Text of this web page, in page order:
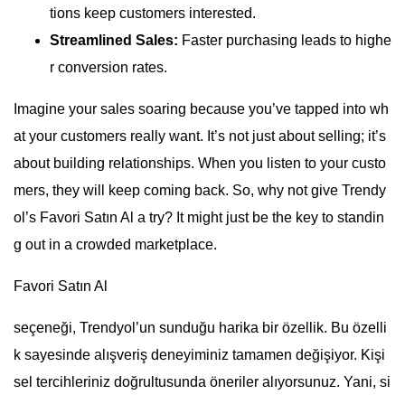
tions keep customers interested.
Streamlined Sales: Faster purchasing leads to highe
r conversion rates.
Imagine your sales soaring because you’ve tapped into wh
at your customers really want. It’s not just about selling; it’s
about building relationships. When you listen to your custo
mers, they will keep coming back. So, why not give Trendy
ol’s Favori Satın Al a try? It might just be the key to standin
g out in a crowded marketplace.
Favori Satın Al
seçeneği, Trendyol’un sunduğu harika bir özellik. Bu özelli
k sayesinde alışveriş deneyiminiz tamamen değişiyor. Kişi
sel tercihleriniz doğrultusunda öneriler alıyorsunuz. Yani, si